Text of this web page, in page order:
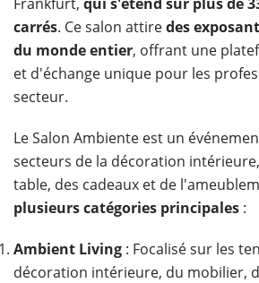
carrés. Ce salon attiredes
du monde entier, offrant une
et d'échange unique pour les
secteur.
Le Salon Ambiente est un
secteurs de la décoration
table, des cadeaux et de
plusieurs catégories principales :
Ambient Living : Focalisé sur les
décoration intérieure, du mobilier,